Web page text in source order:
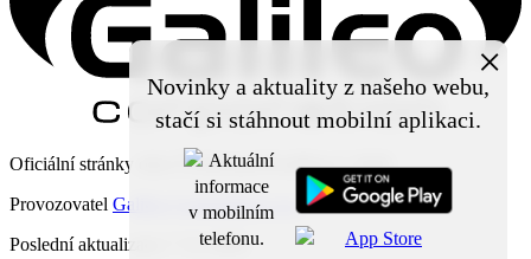
Novinky a aktuality z našeho webu,
stačí si stáhnout mobilní aplikaci.
×
Oficiální stránky obce Čechy pod Kosířem © 2026
Provozovatel Galileo Corporation s.r.o.
Poslední aktualizace: 7. 8. 2026